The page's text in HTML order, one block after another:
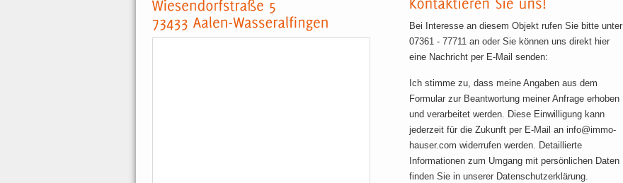
Bei Interesse an diesem Objekt rufen Sie bitte unter
07361 - 77711 an oder Sie können uns direkt hier
eine Nachricht per E-Mail senden:
Ich stimme zu, dass meine Angaben aus dem
Formular zur Beantwortung meiner Anfrage erhoben
und verarbeitet werden. Diese Einwilligung kann
jederzeit für die Zukunft per E-Mail an info@immo-
hauser.com widerrufen werden. Detaillierte
Informationen zum Umgang mit persönlichen Daten
finden Sie in unserer Datenschutzerklärung.